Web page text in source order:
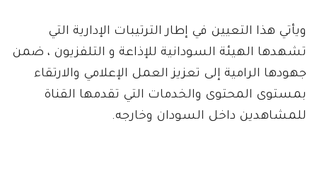
ويأتي هذا التعيين في إطار الترتيبات الإدارية التي
تشهدها الهيئة السودانية للإذاعة و التلفزيون ، ضمن
جهودها الرامية إلى تعزيز العمل الإعلامي والارتقاء
بمستوى المحتوى والخدمات التي تقدمها القناة
للمشاهدين داخل السودان وخارجه.